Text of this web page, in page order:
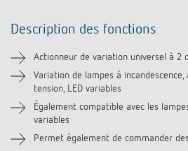
Informations techniques
Téléchargements
Accessoires
Produits similaires
Description des fonctions
Actionneur de variation universel à 2
Variation de lampes à
tension, LED variables
Également compatible avec les
variables
Permet également de commander